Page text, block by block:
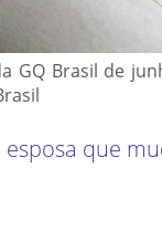
GQ Brasil de
que